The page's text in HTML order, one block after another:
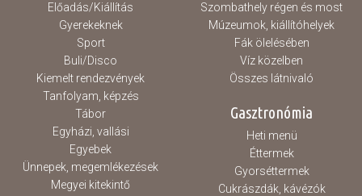
Előadás/Kiállítás
Gyerekeknek
Sport
Buli/Disco
Kiemelt rendezvények
Tanfolyam, képzés
Tábor
Egyházi, vallási
Egyebek
Ünnepek, megemlékezések
Megyei kitekintő
Szombathely régen és most
Múzeumok, kiállítóhelyek
Fák ölelésében
Víz közelben
Összes látnivaló
Gasztronómia
Heti menü
Éttermek
Gyorséttermek
Cukrászdák, kávézók